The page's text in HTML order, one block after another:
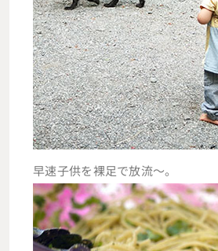
早速子供を裸足で放流～。